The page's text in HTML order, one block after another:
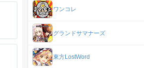
ワンコレ
グランドサマナーズ
東方LostWord